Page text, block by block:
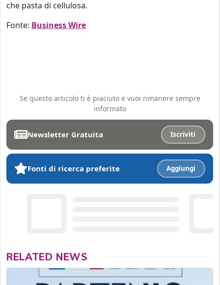
che pasta di cellulosa.
Fonte: Business Wire
Se questo articolo ti è piaciuto e vuoi rimanere sempre
informato
Newsletter Gratuita Iscriviti
Fonti di ricerca preferite Aggiungi
RELATED NEWS